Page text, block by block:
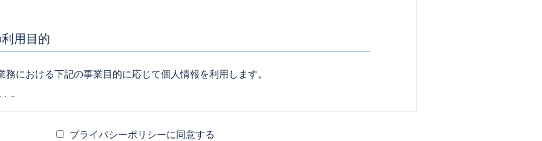
用目的
務における下記の事業目的に応じて個人情報を利用します。
構築・システム運用に関する業務
プライバシーポリシーに同意する